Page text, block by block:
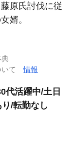
原氏討伐に従
婿。
典
いて情報
代活躍中/土日
/転勤なし